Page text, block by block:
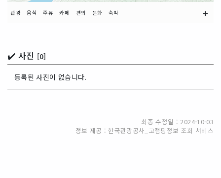
관광 음식 주유 카페 편의 문화 숙박 ➕
✔️ 사진 [0]
등록된 사진이 없습니다.
최종 수정일 : 2024-10-03
정보 제공 : 한국관광공사_고캠핑정보 조회 서비스